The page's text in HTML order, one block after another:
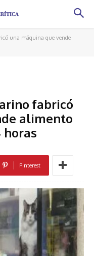
una máquina que vende
fabricó
alimento
horas
Pinterest